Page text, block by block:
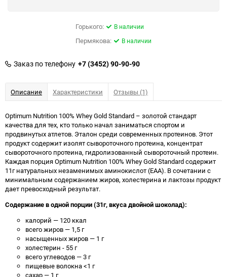
Горького: В наличии
Пермякова: В наличии
Заказ по телефону +7 (3452) 90-90-90
Описание Характеристики Отзывы (1)
Optimum Nutrition 100% Whey Gold Standard – золотой стандарт
качества для тех, кто только начал заниматься спортом и
продвинутых атлетов. Эталон среди современных протеинов. Этот
продукт содержит изолят сывороточного протеина, концентрат
сывороточного протеина, гидролизованный сывороточный протеин.
Каждая порция Optimum Nutrition 100% Whey Gold Standard содержит
11г натуральных незаменимых аминокислот (EAA). В сочетании с
минимальным содержанием жиров, холестерина и лактозы продукт
дает превосходный результат.
Содержание в одной порции (31г, вкуса двойной шоколад):
калорий — 120 ккал
всего жиров — 1,5 г
насыщенных жиров — 1 г
холестерин - 55 г
всего углеводов — 3 г
пищевые волокна <1 г
сахар — 1 г